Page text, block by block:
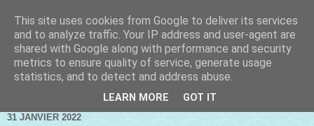
31 JANVIER 2022
This site uses cookies from Google to deliver its services
and to analyze traffic. Your IP address and user-agent are
shared with Google along with performance and security
metrics to ensure quality of service, generate usage
statistics, and to detect and address abuse.
LEARN MORE GOT IT